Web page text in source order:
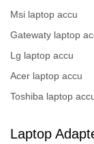
Msi laptop accu
Gatewaty laptop
Lg laptop accu
Acer laptop accu
Toshiba laptop
Laptop